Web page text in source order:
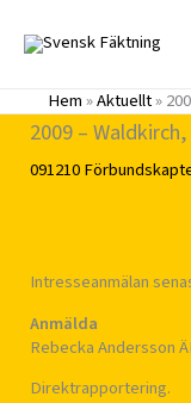
innehåll
Hem»Aktuellt»
2009 –
091210
Intresseanmälan
Anmälda
Rebecka Andersson
Direktrapportering.